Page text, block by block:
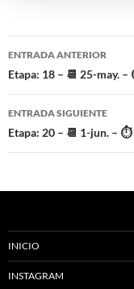
Navegación
de
entradas
ENTRADA ANTERIOR
Etapa: 18 – 📆 25-may.
ENTRADA SIGUIENTE
Etapa: 20 – 📆 1-jun. –
INICIO
INSTAGRAM